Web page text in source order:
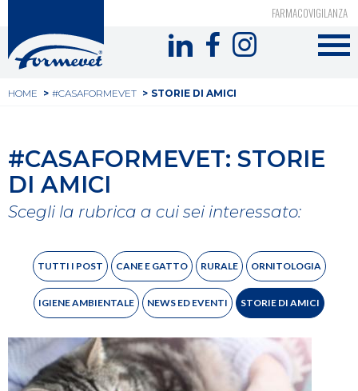
contenuto
principale
header
FARMACOVIGILANZA
Formevet
Menu
Tu
qui
HOME #CASAFORMEVET STORIE DI AMICI
#CASAFORMEVET: STORIE
DI AMICI
Scegli la rubrica a cui sei interessato:
Menu
Pagine
blog
TUTTI I POST CANE E GATTO RURALE ORNITOLOGIA
IGIENE AMBIENTALE NEWS ED EVENTI STORIE DI AMICI